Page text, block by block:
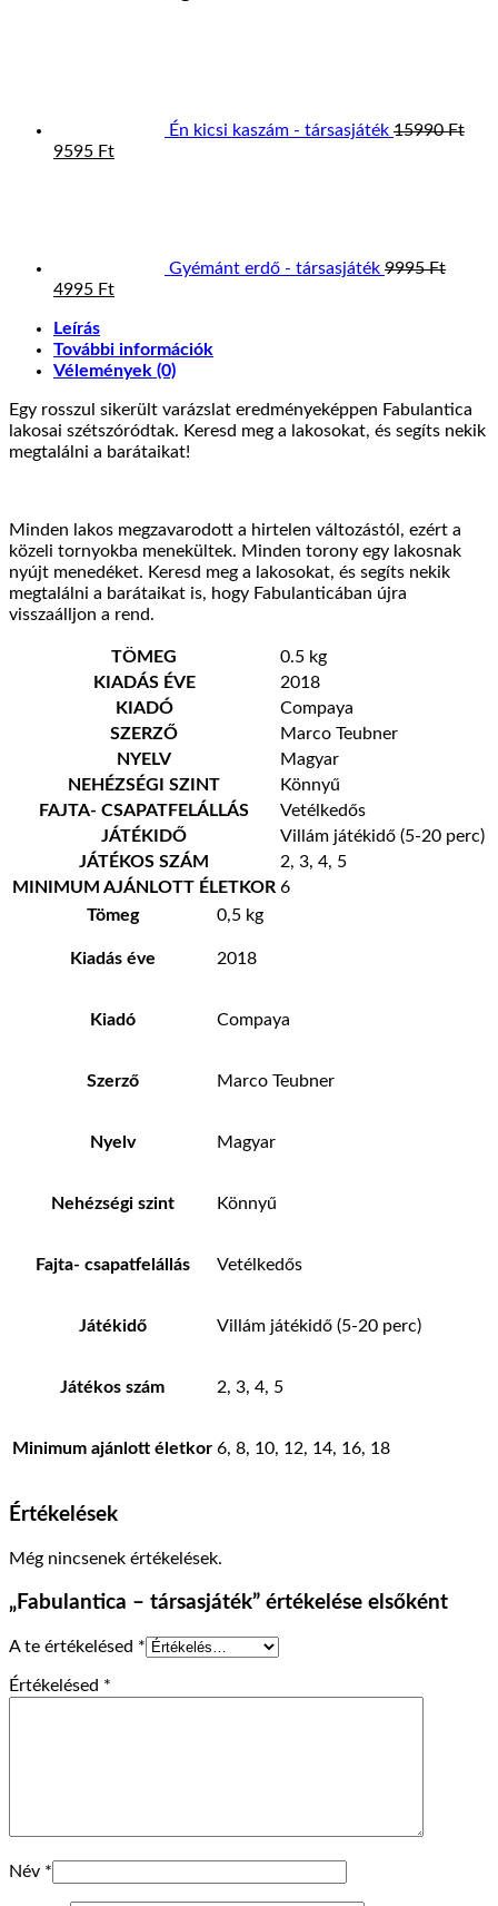
Én kicsi kaszám - társasjáték 15990Ft
Original
9595 FtCurrent
Gyémánt erdő - társasjáték 9995Ft
Original
was:
9995 Ft.
4995 FtCurrent
4995 Ft.
Leírás
További információk
Vélemények (0)
Egy rosszul sikerült varázslat eredményeképpen Fabulantica
lakosai szétszóródtak. Keresd meg a lakosokat, és segíts nekik
megtalálni a barátaikat!
Minden lakos megzavarodott a hirtelen változástól, ezért a
közeli tornyokba menekültek. Minden torony egy lakosnak
nyújt menedéket. Keresd meg a lakosokat, és segíts nekik
megtalálni a barátaikat is, hogy Fabulanticában újra
visszaálljon a rend.
TÖMEG
0.5 kg
KIADÁS ÉVE
2018
KIADÓ
Compaya
SZERZŐ
Marco Teubner
NYELV
Magyar
NEHÉZSÉGI SZINT
Könnyű
FAJTA- CSAPATFELÁLLÁS
Vetélkedős
JÁTÉKIDŐ
Villám játékidő (5-20 perc)
JÁTÉKOS SZÁM
2, 3, 4, 5
MINIMUM AJÁNLOTT ÉLETKOR 6
Tömeg
0,5 kg
Kiadás éve 2018
Kiadó Compaya
Szerző Marco Teubner
Nyelv Magyar
Nehézségi szint Könnyű
Fajta- csapatfelállás Vetélkedős
Játékidő Villám játékidő (5-20 perc)
Játékos szám 2, 3, 4, 5
Minimum ajánlott életkor 6, 8, 10, 12, 14, 16, 18
Értékelések
Még nincsenek értékelések.
„Fabulantica – társasjáték” értékelése elsőként
A te értékelésed *
Értékelésed *
Név *